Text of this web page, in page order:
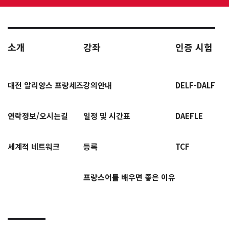
소개
대전 알리앙스 프랑세즈
연락정보/오시는길
세계적 네트워크
강좌
강의안내
일정 및 시간표
등록
프랑스어를 배우면 좋은 이유
인증 시험
DELF-DALF
DAEFLE
TCF